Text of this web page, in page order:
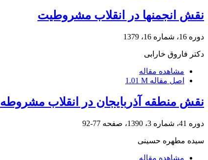
نقش انجمنها در انقلاب مشروطیت
دوره 16، شماره 16، 1379
دکتر فاروق خارابی
مشاهده مقاله
اصل مقاله 1.01 M
نقش منطقه آذربایجان در انقلاب مشروطه
دوره 41، شماره 3، 1390، صفحه 77-92
سیده مطهره حسینی
مشاهده مقاله